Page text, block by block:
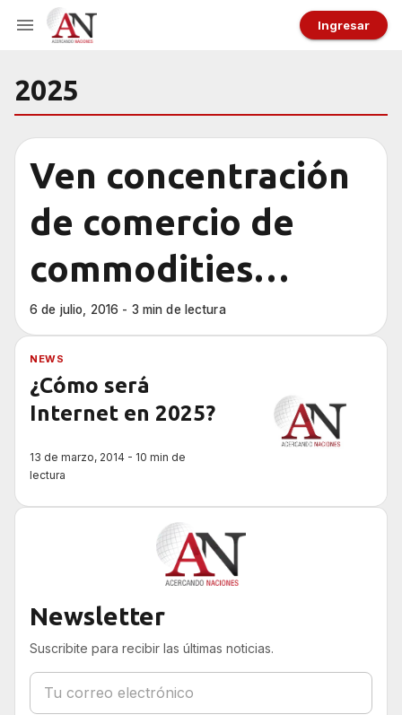
Ingresar
2025
Ven concentración
de comercio de
commodities
alimenticios para
2025
6 de julio, 2016 - 3 min de lectura
NEWS
¿Cómo será
Internet en 2025?
13 de marzo, 2014 - 10 min de
lectura
Newsletter
Suscribite para recibir las últimas noticias.